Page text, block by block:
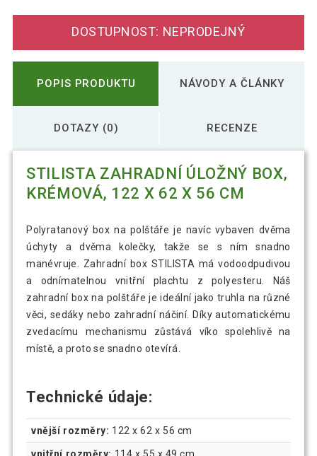
DOSTUPNOST: NEPRODEJNÝ
POPIS PRODUKTU NÁVODY A ČLÁNKY
DOTAZY (0) RECENZE
STILISTA ZAHRADNÍ ÚLOŽNÝ BOX,
KRÉMOVÁ, 122 X 62 X 56 CM
Polyratanový box na polštáře je navíc vybaven dvěma
úchyty a dvěma kolečky, takže se s ním snadno
manévruje. Zahradní box STILISTA má vodoodpudivou
a odnímatelnou vnitřní plachtu z polyesteru. Náš
zahradní box na polštáře je ideální jako truhla na různé
věci, sedáky nebo zahradní náčiní. Díky automatickému
zvedacímu mechanismu zůstává víko spolehlivě na
místě, a proto se snadno otevírá.
Technické údaje:
vnější rozměry: 122 x 62 x 56 cm